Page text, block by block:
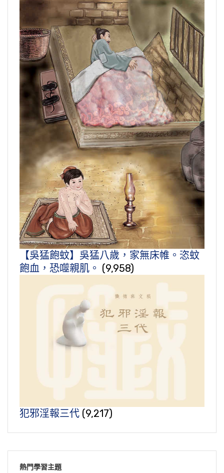
【吳猛飽蚊】吳猛八歲，家無床帷。恣蚊
飽血，恐噬親肌。 (9,958)
犯邪淫報三代 (9,217)
熱門學習主題